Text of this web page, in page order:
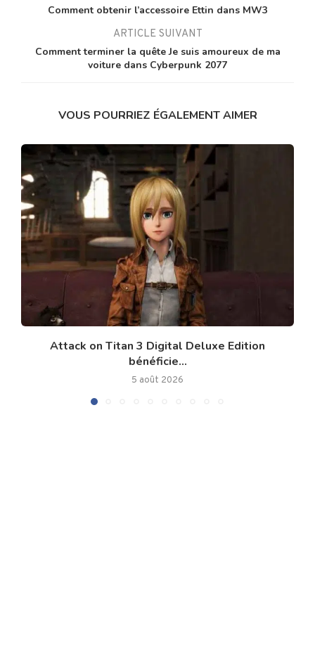
Comment obtenir l’accessoire Ettin dans MW3
ARTICLE SUIVANT
Comment terminer la quête Je suis amoureux de ma
voiture dans Cyberpunk 2077
VOUS POURRIEZ ÉGALEMENT AIMER
Attack on Titan 3 Digital Deluxe Edition
bénéficie...
5 août 2026